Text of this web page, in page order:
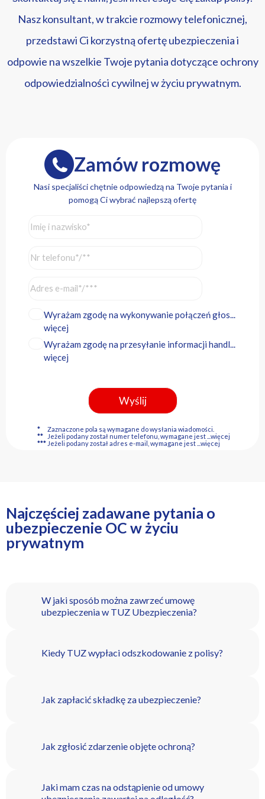
Nasz konsultant, w trakcie rozmowy telefonicznej,
przedstawi Ci korzystną ofertę ubezpieczenia i
odpowie na wszelkie Twoje pytania dotyczące ochrony
odpowiedzialności cywilnej w życiu prywatnym.
Zamów rozmowę
Nasi specjaliści chętnie odpowiedzą na Twoje pytania i
pomogą Ci wybrać najlepszą ofertę
Wyrażam zgodę na wykonywanie połączeń głos...
więcej
Wyrażam zgodę na przesyłanie informacji handl...
więcej
*
Zaznaczone pola są wymagane do wysłania wiadomości.
**
Jeżeli podany został numer telefonu, wymagane jest
...więcej
*** Jeżeli podany został adres e-mail, wymagane jest ...więcej
Najczęściej zadawane pytania o
ubezpieczenie OC w życiu
prywatnym
W jaki sposób można zawrzeć umowę
ubezpieczenia w TUZ Ubezpieczenia?
Kiedy TUZ wypłaci odszkodowanie z polisy?
Jak zapłacić składkę za ubezpieczenie?
Jak zgłosić zdarzenie objęte ochroną?
Jaki mam czas na odstąpienie od umowy